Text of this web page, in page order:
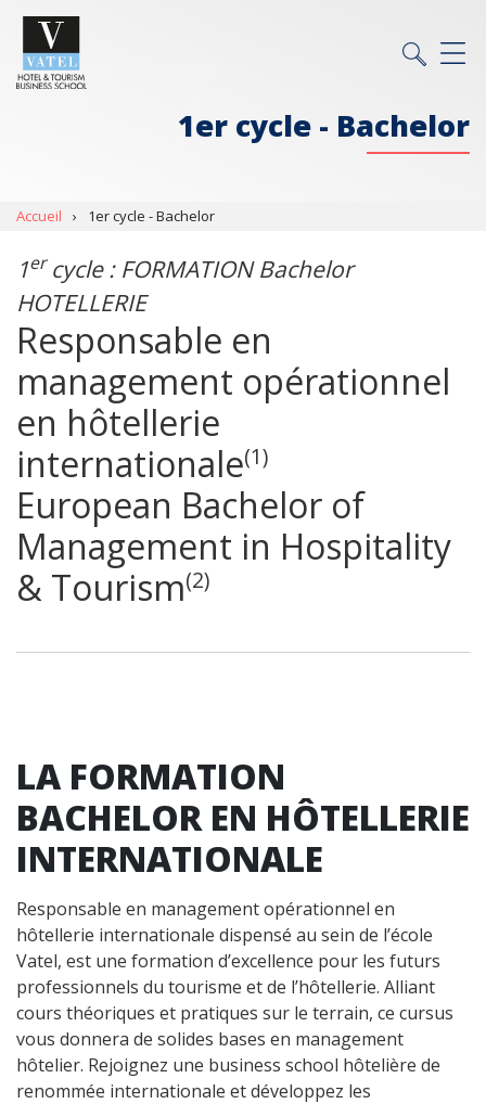
1er cycle - Bachelor
Accueil › 1er cycle - Bachelor
1ercycle : FORMATION Bachelor
HOTELLERIE
Responsable en
management opérationnel
en hôtellerie
internationale(1)
European Bachelor of
Management in Hospitality
& Tourism(2)
LA FORMATION
BACHELOR EN HÔTELLERIE
INTERNATIONALE
Responsable en management opérationnel en
hôtellerie internationale dispensé au sein de l’école
Vatel, est une formation d’excellence pour les futurs
professionnels du tourisme et de l’hôtellerie. Alliant
cours théoriques et pratiques sur le terrain, ce cursus
vous donnera de solides bases en management
hôtelier. Rejoignez une business school hôtelière de
renommée internationale et développez les